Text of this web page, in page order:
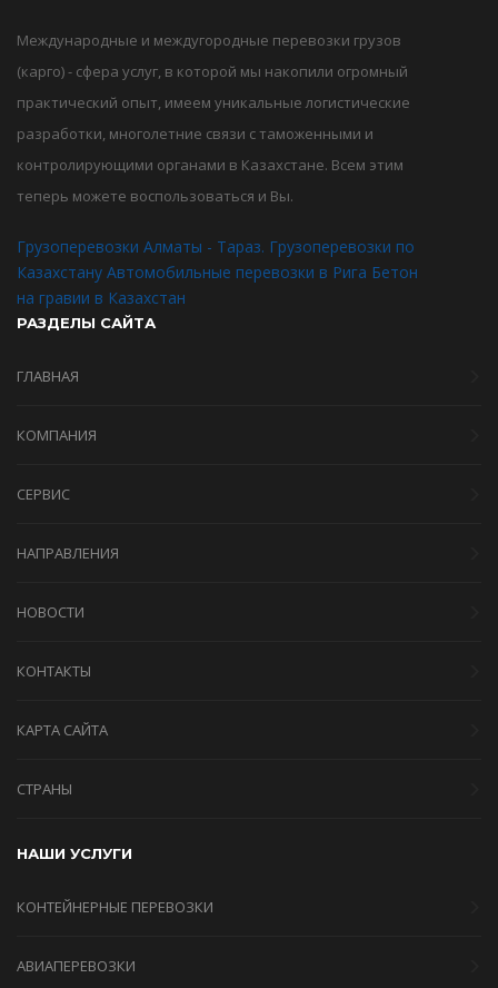
Международные и междугородные перевозки грузов
(карго) - сфера услуг, в которой мы накопили огромный
практический опыт, имеем уникальные логистические
разработки, многолетние связи с таможенными и
контролирующими органами в Казахстане. Всем этим
теперь можете воспользоваться и Вы.
Грузоперевозки Алматы - Тараз. Грузоперевозки по
Казахстану Автомобильные перевозки в Рига Бетон
на гравии в Казахстан
РАЗДЕЛЫ САЙТА
ГЛАВНАЯ
КОМПАНИЯ
СЕРВИС
НАПРАВЛЕНИЯ
НОВОСТИ
КОНТАКТЫ
КАРТА САЙТА
СТРАНЫ
НАШИ УСЛУГИ
КОНТЕЙНЕРНЫЕ ПЕРЕВОЗКИ
АВИАПЕРЕВОЗКИ